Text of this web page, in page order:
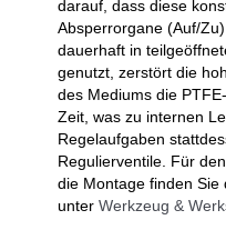
darauf, dass diese
Absperrorgane (Auf/
dauerhaft in
genutzt, zerstört die
des Mediums die
Zeit, was zu internen
Regelaufgaben
Regulierventile. Für
die Montage finden Sie
unter Werkzeug &